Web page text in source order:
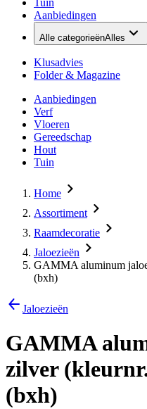
Tuin
Aanbiedingen
Alle categorieënAlles
Klusadvies
Folder & Magazine
Aanbiedingen
Verf
Vloeren
Gereedschap
Hout
Tuin
Home
Assortiment
Raamdecoratie
Jaloezieën
GAMMA aluminum
(bxh)
Jaloezieën
GAMMA
zilver
(bxh)